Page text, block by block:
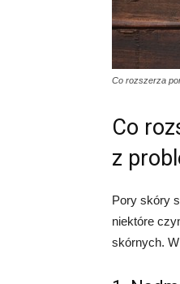
Co rozszerza
Co
z
Pory skóry
niektóre
skórnych.